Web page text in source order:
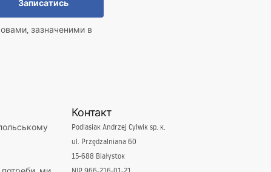
Записатись
зазначеними в
Контакт
Podlasiak Andrzej Cylwik sp. k.
ul. Przędzalniana 60
15-688 Białystok